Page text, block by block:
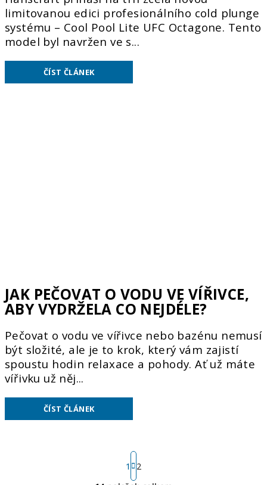
limitovanou edici profesionálního cold plunge
systému – Cool Pool Lite UFC Octagone. Tento
model byl navržen ve s...
ČÍST ČLÁNEK
JAK PEČOVAT O VODU VE VÍŘIVCE,
ABY VYDRŽELA CO NEJDÉLE?
Pečovat o vodu ve vířivce nebo bazénu nemusí
být složité, ale je to krok, který vám zajistí
spoustu hodin relaxace a pohody. Ať už máte
vířivku už něj...
ČÍST ČLÁNEK
S
t
r
1
2